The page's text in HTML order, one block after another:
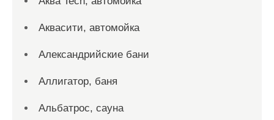
Аквасити, автомойка
Александрийские бани
Аллигатор, баня
Альбатрос, сауна